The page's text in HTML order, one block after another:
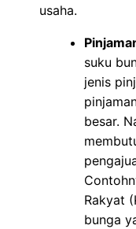
usaha.
suku
jenis
besar.
Rakyat
bunga